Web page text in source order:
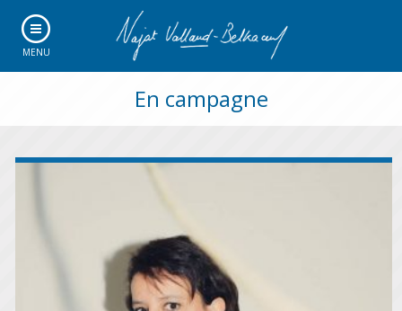
MENU
En campagne